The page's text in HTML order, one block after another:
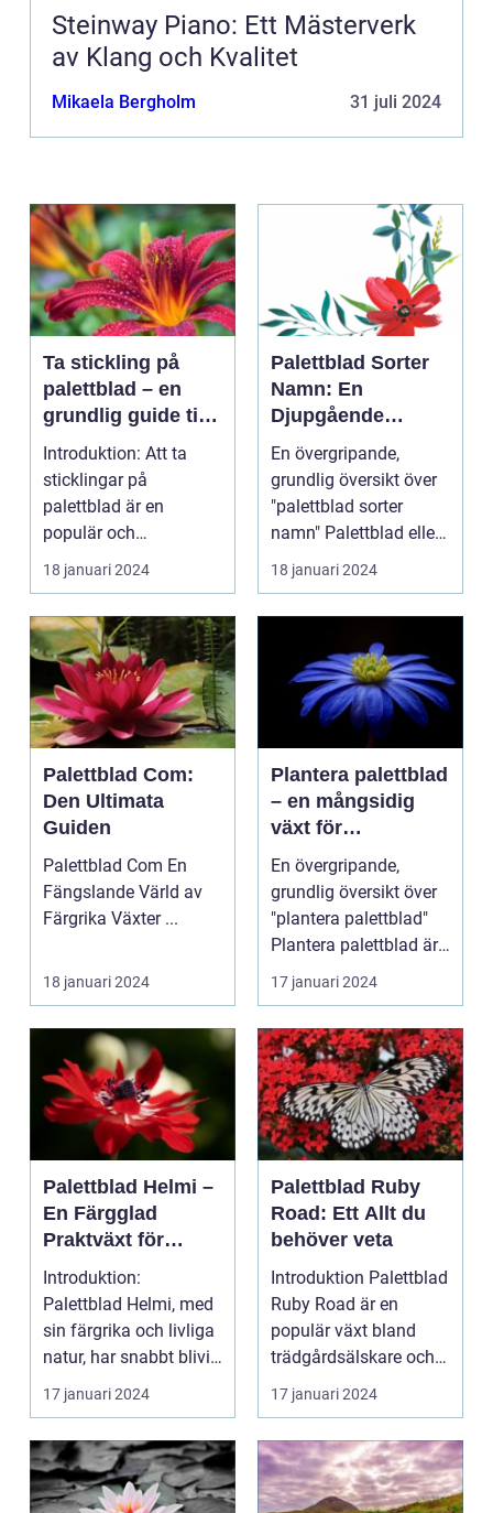
Steinway Piano: Ett Mästerverk
av Klang och Kvalitet
Mikaela Bergholm 31 juli 2024
Ta stickling på
palettblad – en
grundlig guide till
framgångsrik
förökning
Introduktion: Att ta
sticklingar på
palettblad är en
populär och
spännande metod för
att föröka och...
18 januari 2024
Palettblad Sorter
Namn: En
Djupgående
Översikt
En övergripande,
grundlig översikt över
"palettblad sorter
namn" Palettblad eller
Coleus är en popu...
18 januari 2024
Palettblad Com:
Den Ultimata
Guiden
Palettblad Com En
Fängslande Värld av
Färgrika Växter ...
18 januari 2024
Plantera palettblad
– en mångsidig
växt för
trädgårdsentusiast
En övergripande,
grundlig översikt över
"plantera palettblad"
Plantera palettblad är
en populär akt...
17 januari 2024
Palettblad Helmi –
En Färgglad
Praktväxt för
Hemmet
Introduktion:
Palettblad Helmi, med
sin färgrika och livliga
natur, har snabbt blivit
en favorit bla...
17 januari 2024
Palettblad Ruby
Road: Ett Allt du
behöver veta
Introduktion Palettblad
Ruby Road är en
populär växt bland
trädgårdsälskare och
inomhusväxtentusias..
17 januari 2024